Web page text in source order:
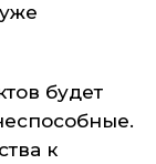
будет
к